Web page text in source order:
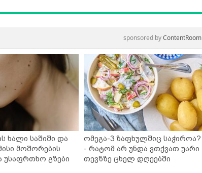
sponsored byContentRoom
ხალი საშიში და
მოშორების
უსაფრთხო გზები
ომეგა-3 ზაფხულშიც საჭიროა?
- რატომ არ უნდა ვთქვათ უარი
თევზზე ცხელ დღეებში